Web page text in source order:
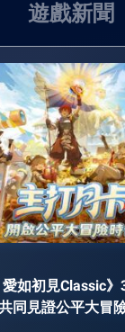
遊戲新聞
愛如初見Classic
同見證公平大冒